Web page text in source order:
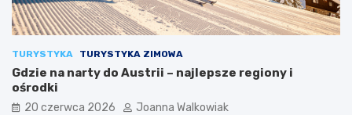
TURYSTYKA TURYSTYKA ZIMOWA
Gdzie na narty do Austrii – najlepsze regiony i
ośrodki
20 czerwca 2026 Joanna Walkowiak